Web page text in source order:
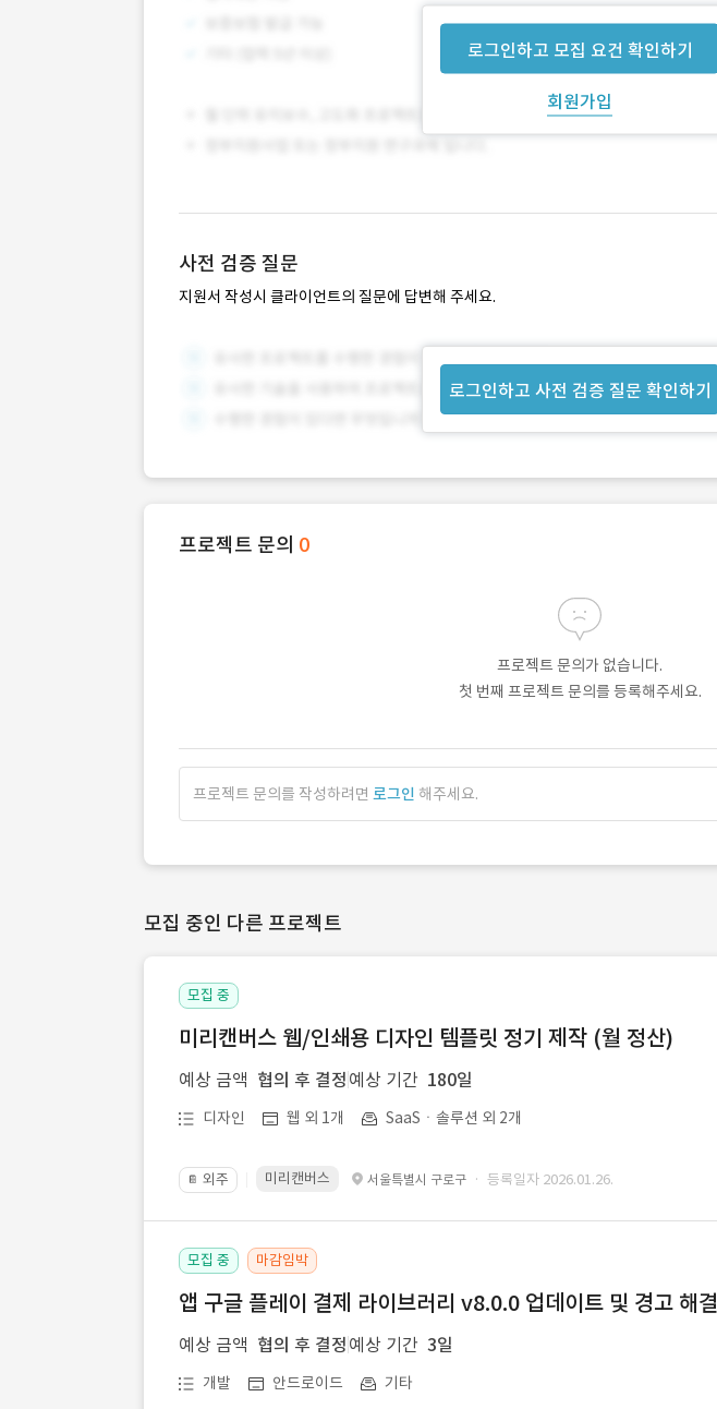
로그인하고 모집 요건 확인하기
회원가입
사전 검증 질문
지원서 작성시 클라이언트의 질문에 답변해 주세요.
로그인하고 사전 검증 질문 확인하기
프로젝트 문의 0
프로젝트 문의가 없습니다.
첫 번째 프로젝트 문의를 등록해주세요.
프로젝트 문의를 작성하려면 로그인 해주세요.
모집 중인 다른 프로젝트
모집 중
미리캔버스 웹/인쇄용 디자인 템플릿 정기 제작 (월 정산)
예상 금액 협의 후 결정 예상 기간 180일
디자인 웹 외 1개 SaaSㆍ솔루션 외 2개
📔 외주 미리캔버스 서울특별시 구로구 · 등록일자 2026.01.26.
모집 중 마감임박
앱 구글 플레이 결제 라이브러리 v8.0.0 업데이트 및 경고 해결
예상 금액 협의 후 결정 예상 기간 3일
개발 안드로이드 기타